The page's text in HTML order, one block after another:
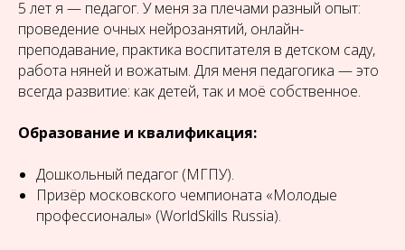
5 лет я — педагог. У меня за плечами разный опыт:
проведение очных нейрозанятий, онлайн-
преподавание, практика воспитателя в детском саду,
работа няней и вожатым. Для меня педагогика — это
всегда развитие: как детей, так и моё собственное.
Образование и квалификация:
Дошкольный педагог (МГПУ).
Призёр московского чемпионата «Молодые
профессионалы» (WorldSkills Russia).